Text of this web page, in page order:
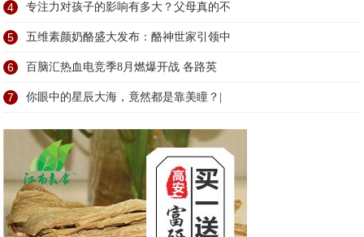
4 专注力对孩子的影响有多大？父母真的不
5 五维素颜奶酪盛大发布：酪神世家引领中
6 百脑汇热血电竞季8月燃爆开战 各路英
7 你眼中的星辰大海，竟然都是靠美瞳？|